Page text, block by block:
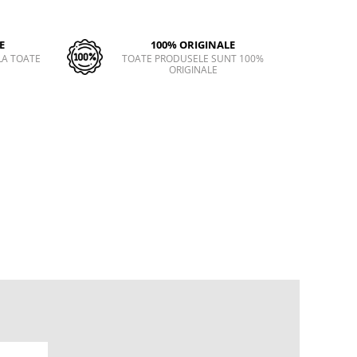
TOATE
100% ORIGINALE
TOATE PRODUSELE SUNT 100%
ORIGINALE